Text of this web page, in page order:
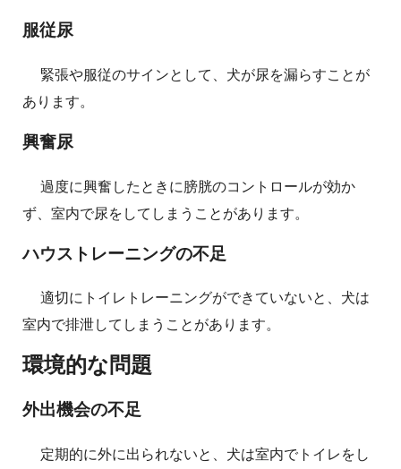
服従尿
緊張や服従のサインとして、犬が尿を漏らすことが
あります。
興奮尿
過度に興奮したときに膀胱のコントロールが効か
ず、室内で尿をしてしまうことがあります。
ハウストレーニングの不足
適切にトイレトレーニングができていないと、犬は
室内で排泄してしまうことがあります。
環境的な問題
外出機会の不足
定期的に外に出られないと、犬は室内でトイレをし